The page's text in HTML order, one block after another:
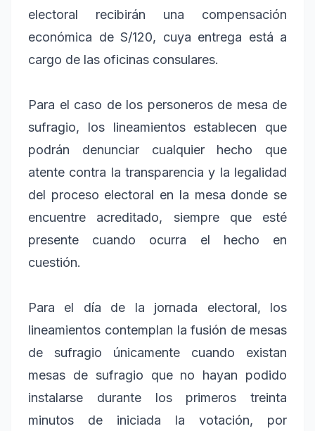
electoral recibirán una compensación
económica de S/120, cuya entrega está a
cargo de las oficinas consulares.
Para el caso de los personeros de mesa de
sufragio, los lineamientos establecen que
podrán denunciar cualquier hecho que
atente contra la transparencia y la legalidad
del proceso electoral en la mesa donde se
encuentre acreditado, siempre que esté
presente cuando ocurra el hecho en
cuestión.
Para el día de la jornada electoral, los
lineamientos contemplan la fusión de mesas
de sufragio únicamente cuando existan
mesas de sufragio que no hayan podido
instalarse durante los primeros treinta
minutos de iniciada la votación, por